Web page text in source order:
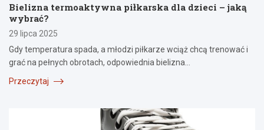
Bielizna termoaktywna piłkarska dla dzieci – jaką
wybrać?
29 lipca 2025
Gdy temperatura spada, a młodzi piłkarze wciąż chcą trenować i
grać na pełnych obrotach, odpowiednia bielizna…
Przeczytaj